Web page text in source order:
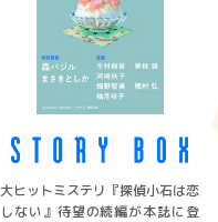
大ヒットミステリ『探偵小石は恋
しない』待望の続編が本誌に登